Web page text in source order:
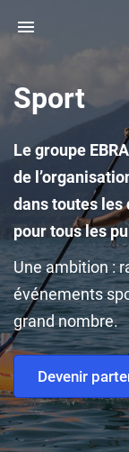
Sport
Le groupe
de
dans toutes
pour tous les
Une ambition :
événements
grand nombre.
Devenir